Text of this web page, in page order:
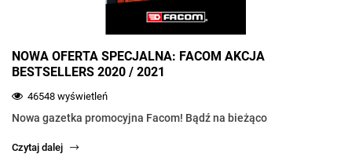
NOWA OFERTA SPECJALNA: FACOM AKCJA
BESTSELLERS 2020 / 2021
46548 wyświetleń
Nowa gazetka promocyjna Facom! Bądź na bieżąco
Czytaj dalej